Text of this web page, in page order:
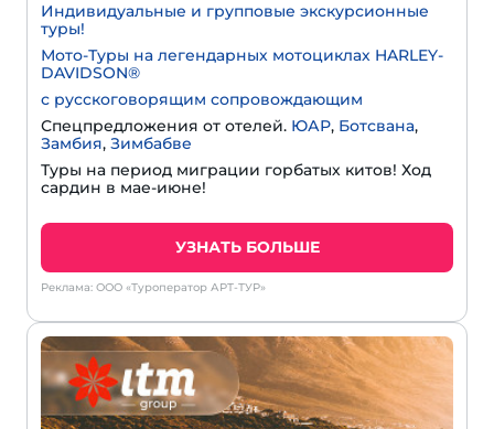
Индивидуальные и групповые экскурсионные
туры!
Мото-Туры на легендарных мотоциклах HARLEY-
DAVIDSON®
с русскоговорящим сопровождающим
Спецпредложения от отелей. ЮАР, Ботсвана,
Замбия, Зимбабве
Туры на период миграции горбатых китов! Ход
сардин в мае-июне!
УЗНАТЬ БОЛЬШЕ
Реклама: ООО «Туроператор АРТ-ТУР»